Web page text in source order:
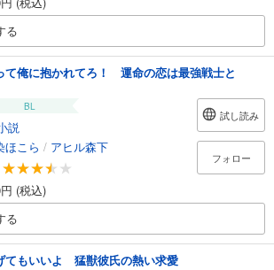
る
て俺に抱かれてろ！ 運命の恋は最強戦士と
BL
説
ほこら / アヒル森下
(税込)
試し読み
フォロー
る
てもいいよ 猛獣彼氏の熱い求愛